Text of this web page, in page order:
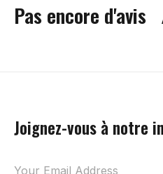
Pas encore d'avis
Joignez-vous à notre